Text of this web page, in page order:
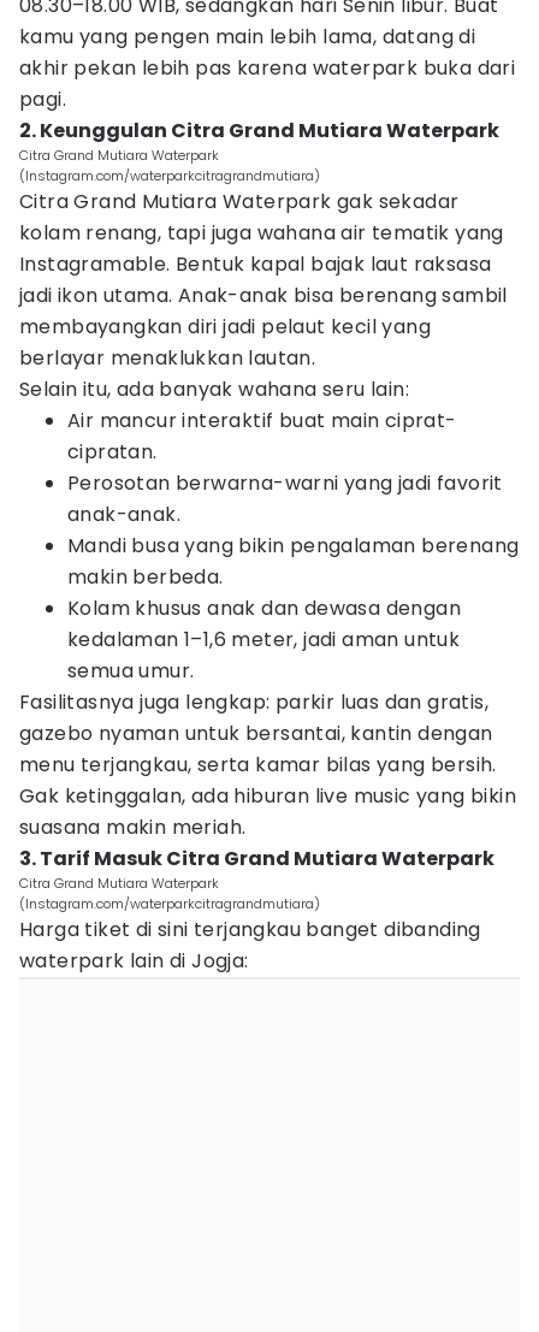
kamu yang pengen main lebih lama, datang di
akhir pekan lebih pas karena waterpark buka dari
pagi.
2. Keunggulan Citra Grand Mutiara Waterpark
Citra Grand Mutiara Waterpark
(Instagram.com/waterparkcitragrandmutiara)
Citra Grand Mutiara Waterpark gak sekadar
kolam renang, tapi juga wahana air tematik yang
Instagramable. Bentuk kapal bajak laut raksasa
jadi ikon utama. Anak-anak bisa berenang sambil
membayangkan diri jadi pelaut kecil yang
berlayar menaklukkan lautan.
Selain itu, ada banyak wahana seru lain:
Air mancur interaktif buat main ciprat-
cipratan.
Perosotan berwarna-warni yang jadi favorit
anak-anak.
Mandi busa yang bikin pengalaman berenang
makin berbeda.
Kolam khusus anak dan dewasa dengan
kedalaman 1–1,6 meter, jadi aman untuk
semua umur.
Fasilitasnya juga lengkap: parkir luas dan gratis,
gazebo nyaman untuk bersantai, kantin dengan
menu terjangkau, serta kamar bilas yang bersih.
Gak ketinggalan, ada hiburan live music yang bikin
suasana makin meriah.
3. Tarif Masuk Citra Grand Mutiara Waterpark
Citra Grand Mutiara Waterpark
(Instagram.com/waterparkcitragrandmutiara)
Harga tiket di sini terjangkau banget dibanding
waterpark lain di Jogja: